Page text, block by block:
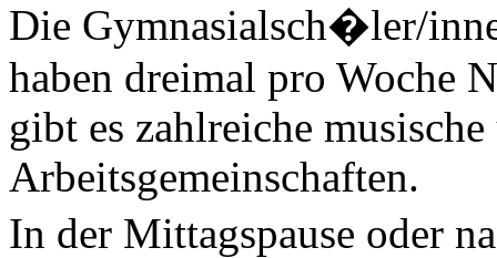
Die Gymnasialsch�ler/
haben dreimal pro Woche
gibt es zahlreiche
Arbeitsgemeinschaften.
In der Mittagspause oder